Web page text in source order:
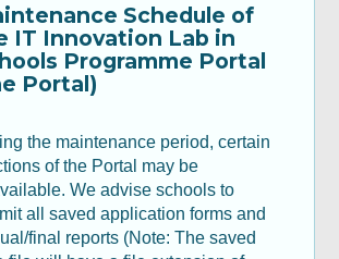
Report - Part I 乙部：年度
部分
Report 丙部：财务报告
Schedule of
IT Innovation Lab in
Programme Portal
Portal)
the maintenance period, certain
of the Portal may be
We advise schools to
all saved application forms and
final reports (Note: The saved